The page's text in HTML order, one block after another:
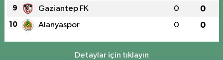
9 Gaziantep FK 0 0
10 Alanyaspor 0 0
Detaylar için tıklayın